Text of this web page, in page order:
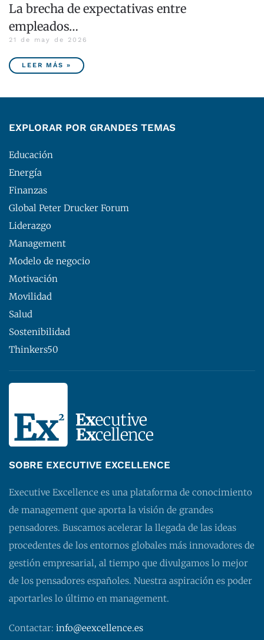
La brecha de expectativas entre
empleados…
21 de may de 2026
LEER MÁS »
EXPLORAR POR GRANDES TEMAS
Educación
Energía
Finanzas
Global Peter Drucker Forum
Liderazgo
Management
Modelo de negocio
Motivación
Movilidad
Salud
Sostenibilidad
Thinkers50
SOBRE EXECUTIVE EXCELLENCE
Executive Excellence es una plataforma de conocimiento
de management que aporta la visión de grandes
pensadores. Buscamos acelerar la llegada de las ideas
procedentes de los entornos globales más innovadores de
gestión empresarial, al tiempo que divulgamos lo mejor
de los pensadores españoles. Nuestra aspiración es poder
aportarles lo último en management.
Contactar: info@eexcellence.es